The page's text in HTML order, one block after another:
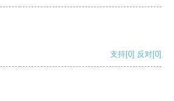
支持[0] 反对[0]